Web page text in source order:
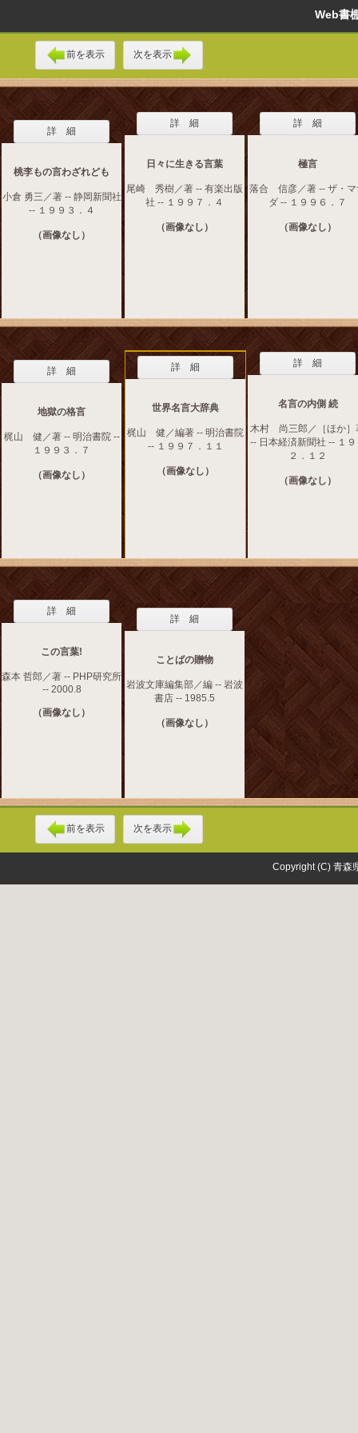
Web
前を表示 次を表示
詳 細
桃李もの言わざれども
小倉 勇三／著 -- 静岡新聞社
-- １９９３．４
（画像なし）
詳 細
日々に生きる言葉
尾崎 秀樹／著 -- 有楽出版
社 -- １９９７．４
（画像なし）
詳 細
極言
落合 信彦／著 -- ザ・マ
ダ -- １９９６．７
（画像なし）
詳 細
地獄の格言
梶山 健／著 -- 明治書院 --
１９９３．７
（画像なし）
詳 細
世界名言大辞典
梶山 健／編著 -- 明治書院
-- １９９７．１１
（画像なし）
詳 細
名言の内側 続
木村 尚三郎／［ほか］
-- 日本経済新聞社 -- １９
２．１２
（画像なし）
詳 細
この言葉!
森本 哲郎／著 -- PHP研究所
-- 2000.8
（画像なし）
詳 細
ことばの贈物
岩波文庫編集部／編 -- 岩波
書店 -- 1985.5
（画像なし）
前を表示 次を表示
Copyright (C) 青森